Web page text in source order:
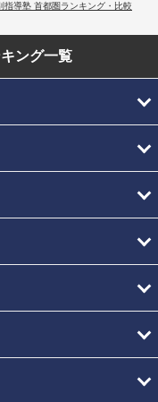
指導塾 首都圏ランキング・比較
ング一覧